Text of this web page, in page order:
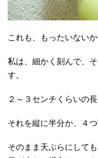
これも、もったいない
私は、細かく刻んで、
す。
２～３センチくらいの長
それを縦に半分か、４
そのまま天ぷらにして